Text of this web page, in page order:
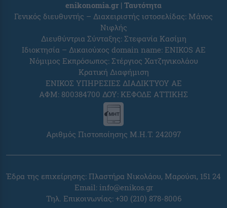
enikonomia.gr | Ταυτότητα
Γενικός διευθυντής – Διαχειριστής ιστοσελίδας: Μάνος
Νιφλής
Διευθύντρια Σύνταξης: Στεφανία Κασίμη
Ιδιοκτησία – Δικαιούχος domain name: ENIKOS AE
Νόμιμος Εκπρόσωπος: Στέργιος Χατζηνικολάου
Κρατική Διαφήμιση
ΕΝΙΚΟΣ ΥΠΗΡΕΣΙΕΣ ΔΙΑΔΙΚΤΥΟΥ ΑΕ
ΑΦΜ: 800384700 ΔΟΥ: ΚΕΦΟΔΕ ΑΤΤΙΚΗΣ
Αριθμός Πιστοποίησης Μ.Η.Τ. 242097
Έδρα της επιχείρησης: Πλαστήρα Νικολάου, Μαρούσι, 151 24
Email: info@enikos.gr
Τηλ. Επικοινωνίας: +30 (210) 878-8006